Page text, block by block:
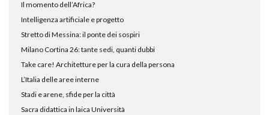
Il momento dell’Africa?
Intelligenza artificiale e progetto
Stretto di Messina: il ponte dei sospiri
Milano Cortina 26: tante sedi, quanti dubbi
Take care! Architetture per la cura della persona
L’Italia delle aree interne
Stadi e arene, sfide per la città
Sacra didattica in laica Università